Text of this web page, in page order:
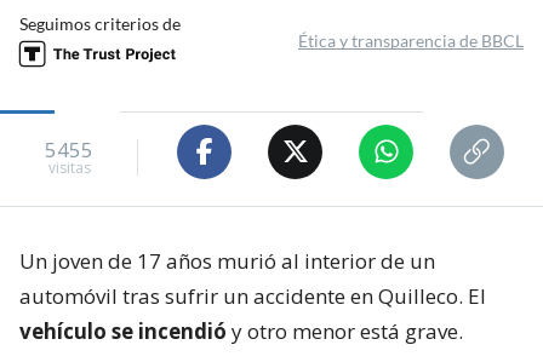
Seguimos criterios de
Ética y transparencia de BBCL
5455
visitas
Un joven de 17 años murió al interior de un
automóvil tras sufrir un accidente en Quilleco. El
vehículo se incendió y otro menor está grave.